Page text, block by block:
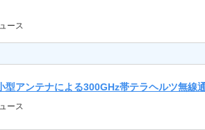
ース
型アンテナによる300GHz帯テラヘルツ無線
ース